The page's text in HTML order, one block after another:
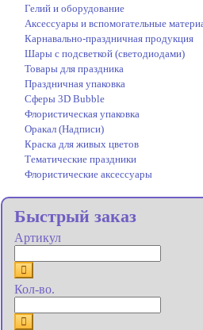
Гелий и оборудование
Аксессуары и вспомогательные
Карнавально-праздничная продукция
Шары с подсветкой (светодиодами)
Товары для праздника
Праздничная упаковка
Сферы 3D Bubble
Флористическая упаковка
Оракал (Надписи)
Краска для живых цветов
Тематические праздники
Флористические аксессуары
Быстрый заказ
Артикул
Кол-во.